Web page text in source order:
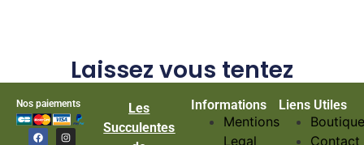
Laissez vous tentez
Nos paiements
Les
Succulentes
Informations
Mentions
Legal
Liens Utiles
Contact